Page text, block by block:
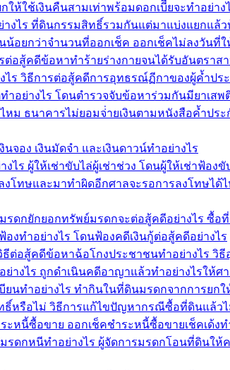
ให้ใช้เงินคืนสามเท่าพร้อมดอกเบีี้ยจะทำอย่
งไร ที่ดินกรรมสิทธิ์รวมกันแต่มาแบ่งแยกแล้
อยกว่าจำนวนที่ออกเช็ค ออกเช็คไม่ลงวันที่ใ
อสู้คดีข้อหาทำร้ายร่างกายจนได้รับอันตราส
ไร วิธีการต่อสู้คดีการอุทธรณ์ฏีกาของผู้ค้ำปร
อย่างไร โดนตำรวจจับข้อหาร่วมกันมียาเส
ธนาคารไม่ยอมจ่่ายเงินตามหนังสือค้ำปร
อง เงินมัดจำ และเงินดาวน์ทำอย่างไร
ร ผู้ให้เช่าขับไล่ผู้เช่าช่วง โดนผู้ให้เช่าฟ้อง
โทษและมาทำผิดอีกศาลจะรอการลงโทษไ
ดกยักยอกทรัพย์มรดกจะต่อสู้คดีอย่างไร ซื้อ
งทำอย่างไร โดนฟ้องคดีเงินกู้ต่อสู้คดีอย่างไร
ต่อสู้คดีข้อหาฉ้อโกงประชาชนทำอย่างไร
างไร ถูกดำเนินคดีอาญาแล้วทำอย่างไรให้ศ
นทำอย่างไร ทำกินในที่ดินมรดกจากการยกใ
หรือไม่ วิธีการแก้ไขปัญหากรณีซื้อที่ดินแล้
นี้ซื้อขาย ออกเช็คชำระหนี้ซื้อขายเช็คเด้ง
ดกหนีทำอย่างไร ผู้จัดการมรดกโอนที่ดินใ